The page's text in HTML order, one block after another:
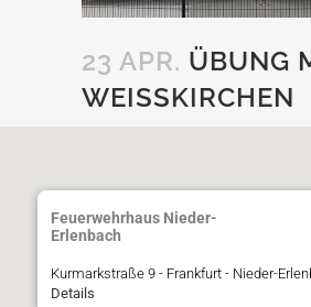
23 APR. ÜBUNG
WEISSKIRCHEN
Feuerwehrhaus Nieder-
Erlenbach
Kurmarkstraße 9 - Frankfurt - Nieder-
Details